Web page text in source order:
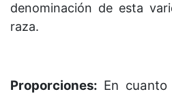
denominación de esta
raza.
Proporciones: En